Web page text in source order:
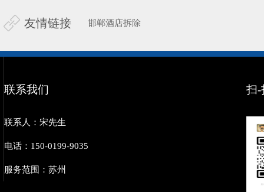
友情链接 邯郸酒店拆除
联系我们
联系人：宋先生
电话：150-0199-9035
服务范围：苏州
扫-